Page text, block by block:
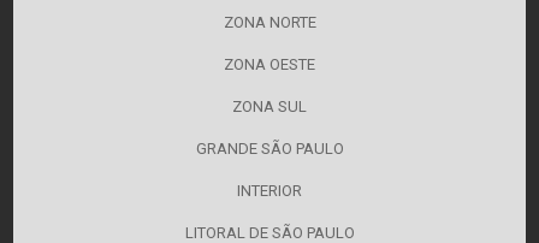
ZONA NORTE
ZONA OESTE
ZONA SUL
GRANDE SÃO PAULO
INTERIOR
LITORAL DE SÃO PAULO